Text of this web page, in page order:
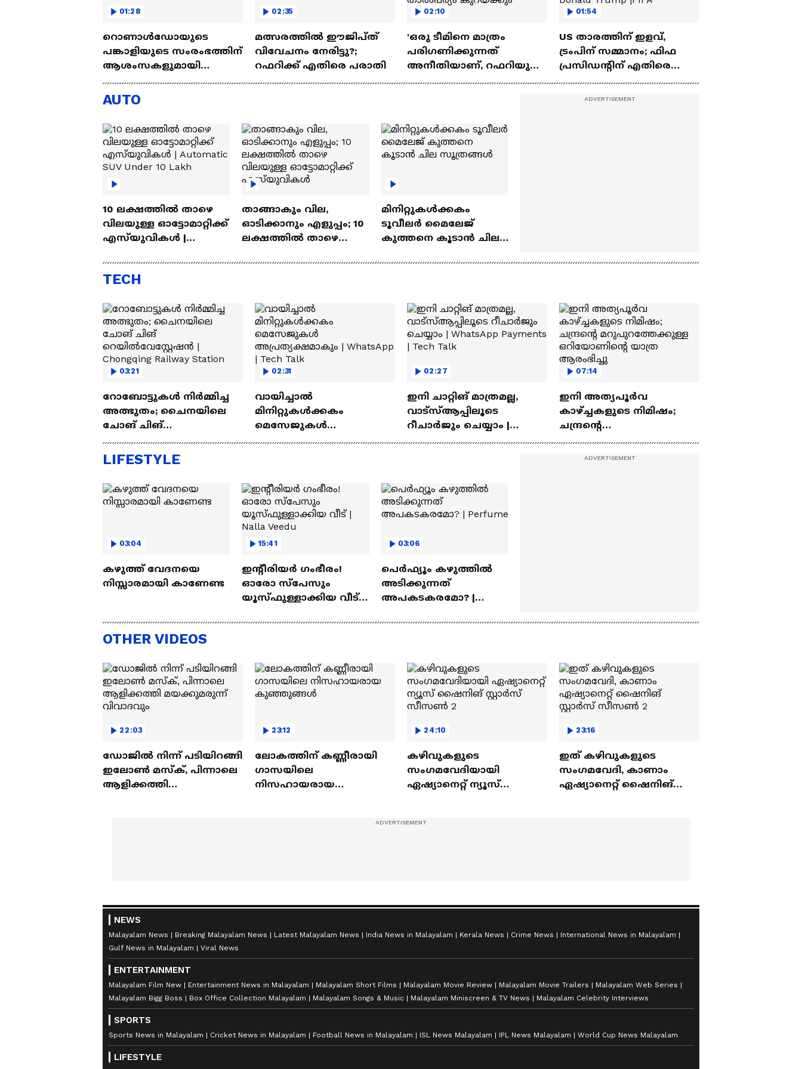
01:28
റൊണാൾഡോയുടെ
പങ്കാളിയുടെ സംരംഭത്തിന്
ആശംസകളുമായി
മെസ്സിയുടെ പങ്കാളി
02:35
മത്സരത്തിൽ ഈജിപ്ത്
വിവേചനം നേരിട്ടു?;
റഫറിക്ക് എതിരെ പരാതി
02:10
'ഒരു ടീമിനെ മാത്രം
പരിഗണിക്കുന്നത്
അനീതിയാണ്, റഫറിയുടെ
തീരുമാനം കാഴ്ചക്കാരുടെ
01:54
US താരത്തിന് ഇളവ്,
ട്രംപിന് സമ്മാനം; ഫിഫ
പ്രസിഡന്റിന് എതിരെ
യൂറോപ്യൻ പാർലമെന്റ്|
AUTO
10 ലക്ഷത്തിൽ താഴെ
വിലയുള്ള ഓട്ടോമാറ്റിക്ക്
എസ്‍യുവികൾ |
Lakh
താങ്ങാകും വില,
ഓടിക്കാനും എളുപ്പം; 10
ലക്ഷത്തിൽ താഴെ
എസ്‍യുവികൾ
മിനിറ്റുകൾക്കകം
ടൂവീലർ മൈലേജ്
കുത്തനെ കൂടാൻ ചില
TECH
03:21
റോബോട്ടുകൾ നിർമ്മിച്ച
അത്ഭുതം; ചൈനയിലെ
ചോങ് ചിങ്
Chongqing Railway Station
02:31
വായിച്ചാൽ
മിനിറ്റുകൾക്കകം
മെസേജുകള്‍
02:27
ഇനി ചാറ്റിങ് മാത്രമല്ല,
വാട്‌സ്‌ആപ്പിലൂടെ
റീചാർജും ചെയ്യാം |
07:14
ഇനി അത്യപൂര്‍വ
കാഴ്ച്ചകളുടെ നിമിഷം;
ചന്ദ്രന്റെ
LIFESTYLE
03:04
കഴുത്ത് വേദനയെ
നിസ്സാരമായി കാണേണ്ട
15:41
ഇന്റീരിയർ ഗംഭീരം!
ഓരോ സ്‌പേസും
യൂസ്ഫുള്ളാക്കിയ വീട് |
03:06
പെർഫ്യൂം കഴുത്തിൽ
അടിക്കുന്നത്
അപകടകരമോ? |
OTHER VIDEOS
22:03
ഡോജിൽ നിന്ന് പടിയിറങ്ങി
ഇലോൺ മസ്ക്, പിന്നാലെ
ആളിക്കത്തി
23:12
ലോകത്തിന് കണ്ണീരായി
ഗാസയിലെ
നിസഹായരായ
24:10
കഴിവുകളുടെ
സംഗമവേദിയായി
ഏഷ്യാനെറ്റ് ന്യൂസ്
23:16
ഇത് കഴിവുകളുടെ
സംഗമവേദി, കാണാം
ഏഷ്യാനെറ്റ് ഷൈനിങ്
NEWS
Malayalam News Breaking Malayalam News Latest Malayalam News India News in Malayalam Kerala News Crime News
International News in Malayalam
Gulf News in Malayalam
Viral News
ENTERTAINMENT
Malayalam Film New Entertainment News in Malayalam Malayalam Short Films Malayalam Movie Review Malayalam Movie Trailers
Malayalam Web Series
Malayalam Bigg Boss
Box Office Collection Malayalam Malayalam Songs & Music Malayalam Miniscreen & TV News Malayalam Celebrity Interviews
SPORTS
Sports News in Malayalam Cricket News in Malayalam Football News in Malayalam ISL News Malayalam IPL News Malayalam World Cup News Malayalam
LIFESTYLE